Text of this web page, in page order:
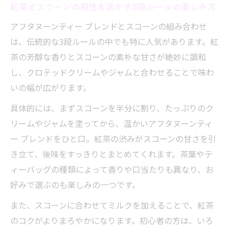
アフタヌーンティー ブレンドとスコーンの組み合わせ
は、伝統的な3段ルールの中でも特に人気があります。紅
茶の芳醇な香りとスコーンの素朴な甘さが絶妙に調和
し、クロテッドクリームやジャムと合わせることで味わ
いの幅が広がります。
具体的には、まずスコーンを半分に割り、たっぷりのク
リームやジャムを塗ってから、温かいアフタヌーンティ
ー ブレンドをひと口。紅茶の渋みがスコーンの甘さを引
き立て、後味をすっきりとまとめてくれます。茶葉やテ
ィーバッグの種類によって香りや口当たりも異なり、お
好みで選ぶのも楽しみの一つです。
また、スコーンに合わせてミルクを加えることで、紅茶
のコクがよりまろやかになります。初心者の方は、いろ